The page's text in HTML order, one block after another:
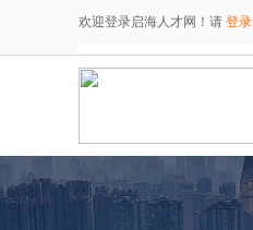
欢迎登录启海人才网！请 登录